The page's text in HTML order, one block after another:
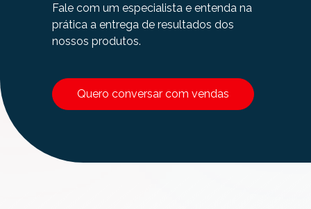
Fale com um especialista e entenda na
prática a entrega de resultados dos
nossos produtos.
Quero conversar com vendas